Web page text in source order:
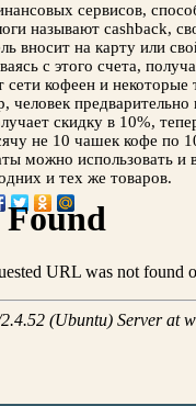
сервисов,
называют cashback,
вносит на карту или
с этого счета,
сети кофеен и
человек
скидку в 10%,
не 10 чашек кофе по
можно использовать и
и тех же товаров.